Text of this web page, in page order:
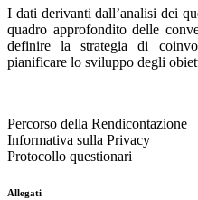
I dati derivanti dall’analisi dei
quadro approfondito delle
definire la strategia di
pianificare lo sviluppo degli
Percorso della Rendicontazione
Informativa sulla Privacy
Protocollo questionari
Allegati